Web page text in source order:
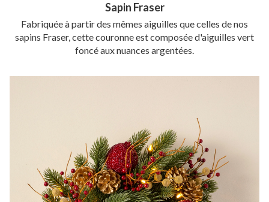
Sapin Fraser
Fabriquée à partir des mêmes aiguilles que celles de nos
sapins Fraser, cette couronne est composée d'aiguilles vert
foncé aux nuances argentées.